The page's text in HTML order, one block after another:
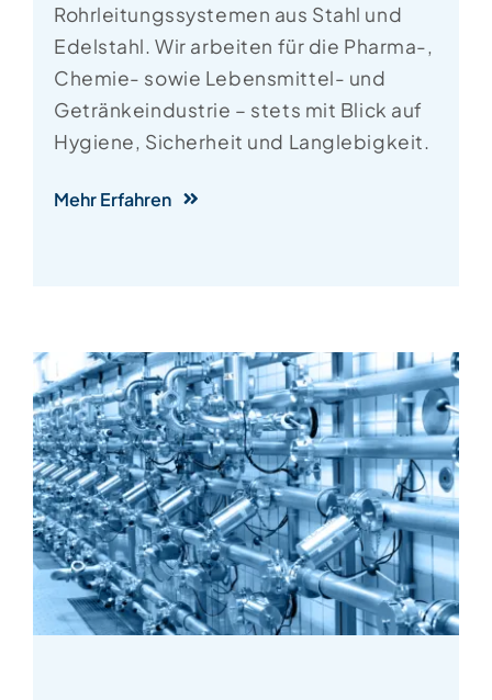
Rohrleitungssystemen aus Stahl und
Edelstahl. Wir arbeiten für die Pharma-,
Chemie- sowie Lebensmittel- und
Getränkeindustrie – stets mit Blick auf
Hygiene, Sicherheit und Langlebigkeit.
Mehr Erfahren